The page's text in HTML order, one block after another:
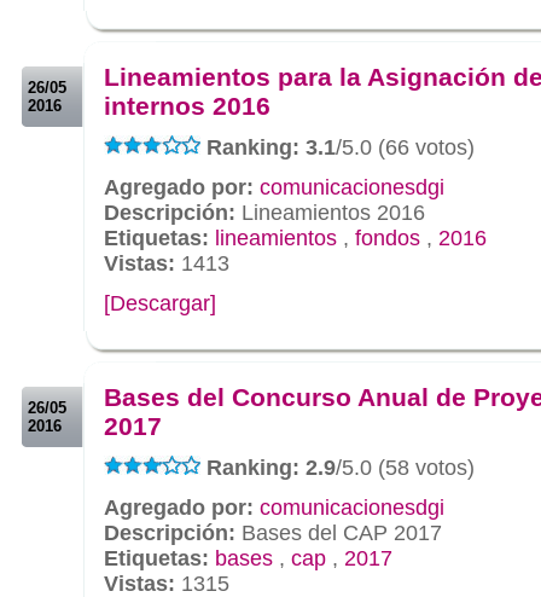
26/05
2016
Lineamientos para la Asignación
internos 2016
Ranking: 3.1/5.0 (66 votos)
Agregado por: comunicacionesdgi
Descripción: Lineamientos 2016
Etiquetas: lineamientos , fondos , 2016
Vistas: 1413
[Descargar]
26/05
2016
Bases del Concurso Anual de
2017
Ranking: 2.9/5.0 (58 votos)
Agregado por: comunicacionesdgi
Descripción: Bases del CAP 2017
Etiquetas: bases , cap , 2017
Vistas: 1315